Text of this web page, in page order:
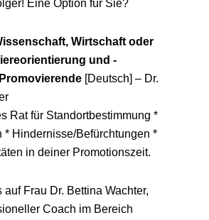
Eine Option für Sie?
Wirtschaft oder
und -
[Deutsch] – Dr.
Rat für Standortbestimmung *
* Hindernisse/Befürchtungen *
in deiner Promotionszeit.
auf Frau Dr. Bettina Wachter,
Coach im Bereich